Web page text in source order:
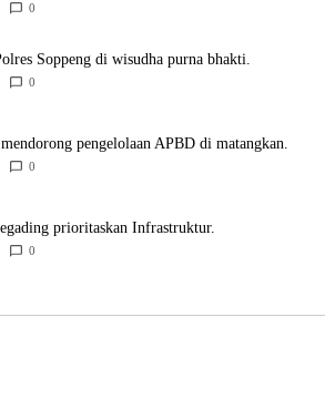
0
Soppeng di wisudha purna bhakti.
0
pengelolaan APBD di matangkan.
0
prioritaskan Infrastruktur.
0